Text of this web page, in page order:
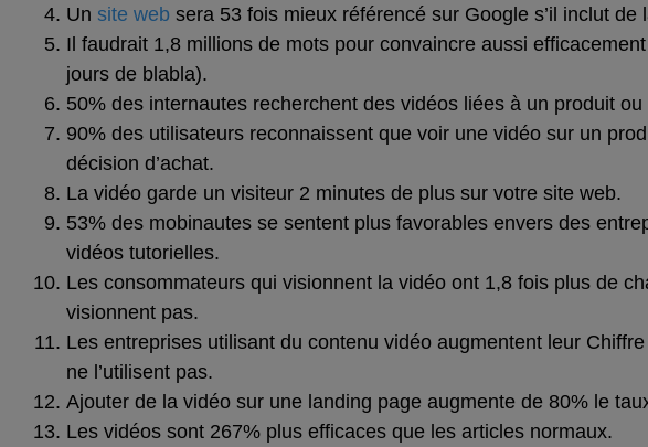
Un site web sera 53 fois mieux référencé sur Google s’il inclut de
Il faudrait 1,8 millions de mots pour convaincre aussi
jours de blabla).
50% des internautes recherchent des vidéos liées à un produit ou
90% des utilisateurs reconnaissent que voir une vidéo sur un
décision d’achat.
La vidéo garde un visiteur 2 minutes de plus sur votre site web.
53% des mobinautes se sentent plus favorables envers des
vidéos tutorielles.
Les consommateurs qui visionnent la vidéo ont 1,8 fois plus de
visionnent pas.
Les entreprises utilisant du contenu vidéo augmentent leur
ne l’utilisent pas.
Ajouter de la vidéo sur une landing page augmente de 80% le
Les vidéos sont 267% plus efficaces que les articles normaux.